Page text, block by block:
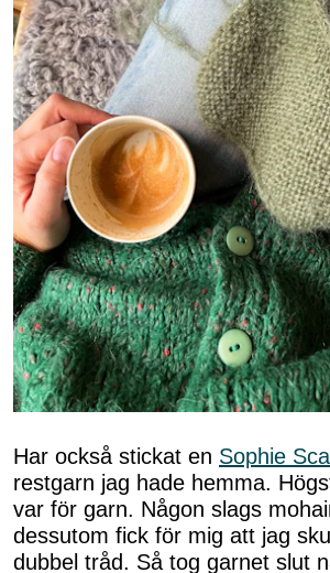
Har också stickat en Sophie
restgarn jag hade hemma.
var för garn. Någon slags
dessutom fick för mig att jag
dubbel tråd. Så tog garnet slut